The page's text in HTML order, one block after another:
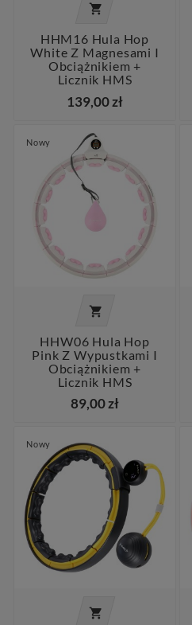

HHM16 Hula Hop
White Z Magnesami I
Obciążnikiem +
Licznik HMS
139,00 zł
Nowy

HHW06 Hula Hop
Pink Z Wypustkami I
Obciążnikiem +
Licznik HMS
89,00 zł
Nowy
